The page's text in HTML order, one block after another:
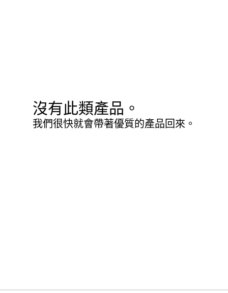
沒有此類產品。
我們很快就會帶著優質的產品回來。